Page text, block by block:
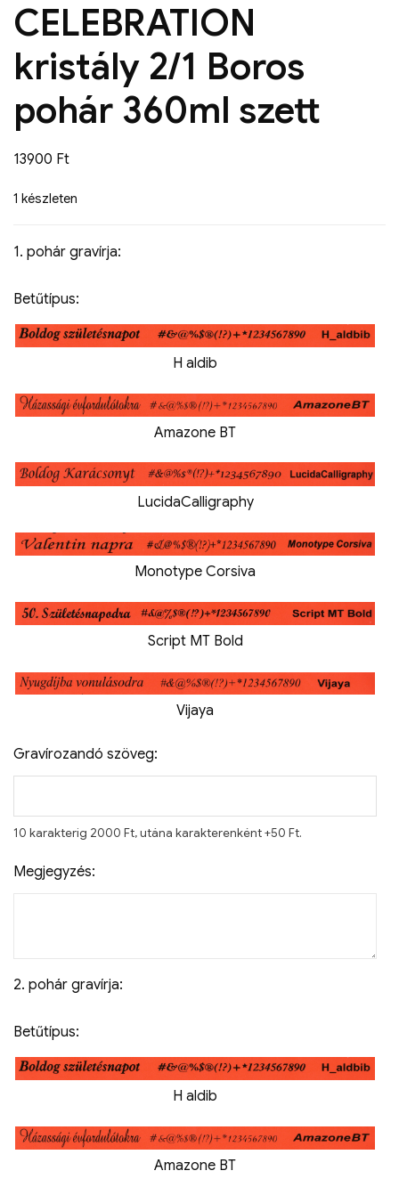
CELEBRATION
kristály 2/1 Boros
pohár 360ml szett
13900 Ft
1 készleten
1. pohár gravírja:
Betűtípus:
H aldib
Amazone BT
LucidaCalligraphy
Monotype Corsiva
Script MT Bold
Vijaya
Gravírozandó szöveg:
10 karakterig 2000 Ft, utána karakterenként +50 Ft.
Megjegyzés:
2. pohár gravírja:
Betűtípus:
H aldib
Amazone BT